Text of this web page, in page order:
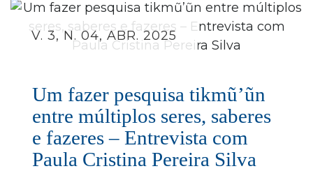
V. 3, N. 04, ABR. 2025
Um fazer pesquisa tikmũ’ũn
entre múltiplos seres, saberes
e fazeres – Entrevista com
Paula Cristina Pereira Silva